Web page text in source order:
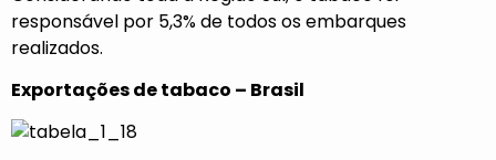
responsável por 5,3% de todos os embarques
realizados.
Exportações de tabaco – Brasil